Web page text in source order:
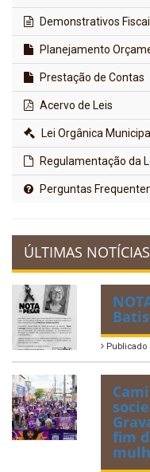
Demonstrativos
Planejamento
Prestação de Contas
Acervo de Leis
Lei Orgânica Municipal
Regulamentação da
Perguntas
ÚLTIMAS NOTÍCIAS
Publicado
fim